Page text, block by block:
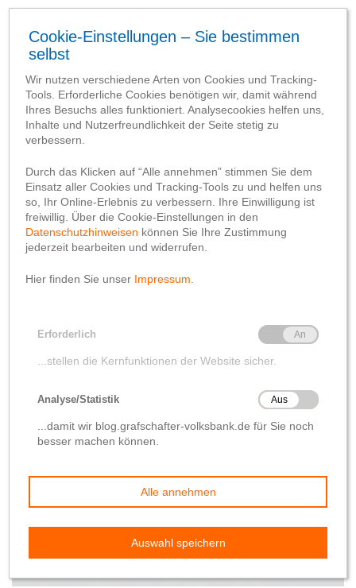
SCHLAGWORT-SUCHBEGRIFF
‘Spar- und Darlehnskasse
Brandlecht’
Gründerstandorte
Unser Gründerstandort
Brandlecht (Hestrup):
Geschichte der
damaligen Zweigstelle
vonManfred Sundag 24. März 2022